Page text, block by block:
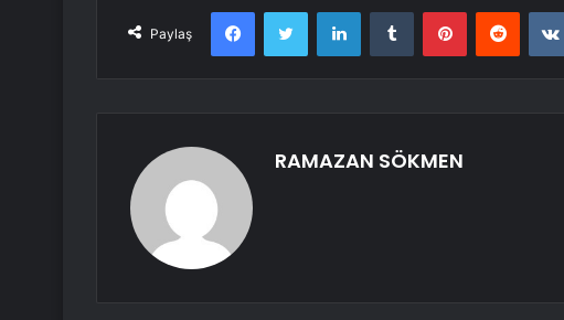
Paylaş
FacebookTwitter LinkedInTumblr PinterestReddit
RAMAZAN SÖKMEN